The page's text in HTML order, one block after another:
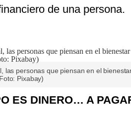
de una persona.
las personas que piensan en el
Pixabay)
ES DINERO… A